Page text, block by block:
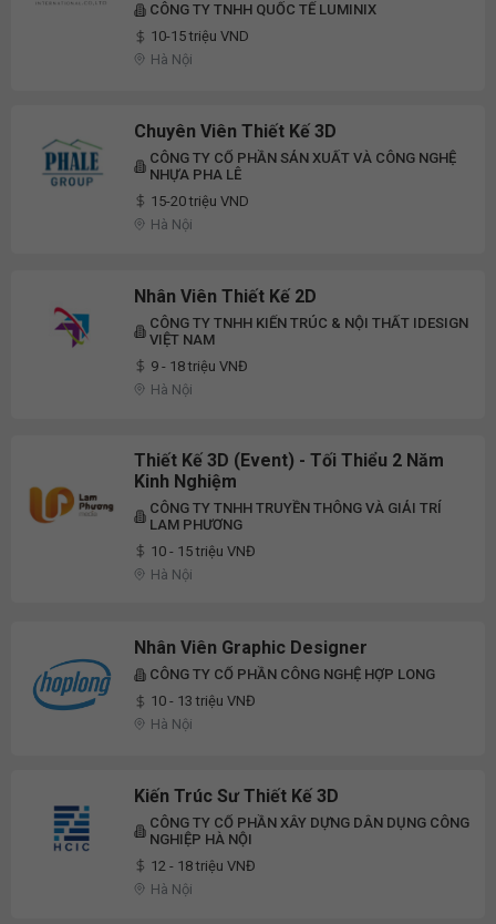
CÔNG TY TNHH QUỐC TẾ LUMINIX
10-15 triệu VND
Hà Nội
Chuyên Viên Thiết Kế 3D
CÔNG TY CỔ PHẦN SẢN XUẤT VÀ CÔNG NGHỆ
NHỰA PHA LÊ
15-20 triệu VND
Hà Nội
Nhân Viên Thiết Kế 2D
CÔNG TY TNHH KIẾN TRÚC & NỘI THẤT IDESIGN
VIỆT NAM
9 - 18 triệu VNĐ
Hà Nội
Thiết Kế 3D (Event) - Tối Thiểu 2 Năm
Kinh Nghiệm
CÔNG TY TNHH TRUYỀN THÔNG VÀ GIẢI TRÍ
LAM PHƯƠNG
10 - 15 triệu VNĐ
Hà Nội
Nhân Viên Graphic Designer
CÔNG TY CỔ PHẦN CÔNG NGHỆ HỢP LONG
10 - 13 triệu VNĐ
Hà Nội
Kiến Trúc Sư Thiết Kế 3D
CÔNG TY CỔ PHẦN XÂY DỰNG DÂN DỤNG CÔNG
NGHIỆP HÀ NỘI
12 - 18 triệu VNĐ
Hà Nội